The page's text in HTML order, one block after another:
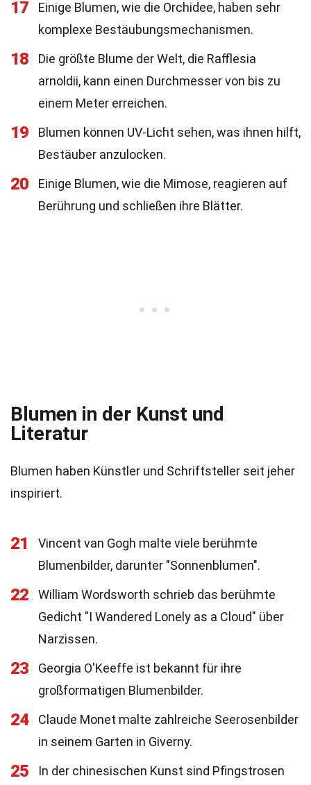
17
Einige Blumen, wie die Orchidee, haben sehr
komplexe Bestäubungsmechanismen.
18
Die größte Blume der Welt, die Rafflesia
arnoldii, kann einen Durchmesser von bis zu
einem Meter erreichen.
19
Blumen können UV-Licht sehen, was ihnen hilft,
Bestäuber anzulocken.
20
Einige Blumen, wie die Mimose, reagieren auf
Berührung und schließen ihre Blätter.
Blumen in der Kunst und
Literatur
Blumen haben Künstler und Schriftsteller seit jeher
inspiriert.
21
Vincent van Gogh malte viele berühmte
Blumenbilder, darunter "Sonnenblumen".
22
William Wordsworth schrieb das berühmte
Gedicht "I Wandered Lonely as a Cloud" über
Narzissen.
23
Georgia O'Keeffe ist bekannt für ihre
großformatigen Blumenbilder.
24
Claude Monet malte zahlreiche Seerosenbilder
in seinem Garten in Giverny.
25
In der chinesischen Kunst sind Pfingstrosen